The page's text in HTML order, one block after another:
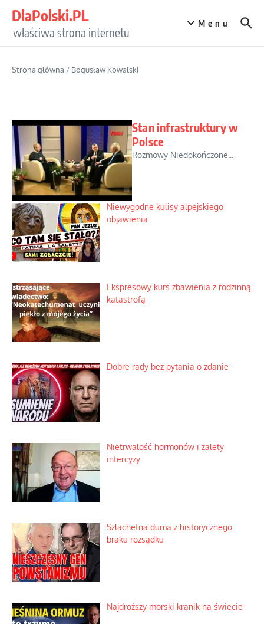
DlaPolski.PL
właściwa strona internetu
Menu
Strona główna / Bogusław Kowalski
Stan infrastruktury w
Polsce
Rozmowy Niedokończone...
Niewygodne kulisy alpejskiego
objawienia
Ekspresowy kurs zbawienia z rodzinną
katastrofą
Dobre rady bez pytania o zdanie
Nietrwałość hormonów i zalety
intercyzy
Szlachetna duma z historycznego
braku rozsądku
Najdroższy morski kranik na świecie